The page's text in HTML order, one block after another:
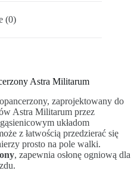
(0)
Astra Militarum
zaprojektowany do
Astra Militarum przez
układom
z łatwością przedzierać się
prosto na pole walki.
, zapewnia osłonę ogniową dla